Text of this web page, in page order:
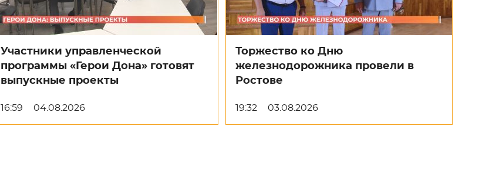
Участники управленческой
программы «Герои Дона» готовят
выпускные проекты
16:59 04.08.2026
Торжество ко Дню
железнодорожника провели в
Ростове
19:32 03.08.2026